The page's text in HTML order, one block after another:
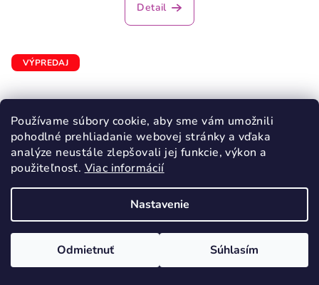
Používame súbory cookie, aby sme vám umožnili
pohodlné prehliadanie webovej stránky a vďaka
analýze neustále zlepšovali jej funkcie, výkon a
použiteľnosť. Viac informácií
Nastavenie
Odmietnuť Súhlasím
Detail
VÝPREDAJ